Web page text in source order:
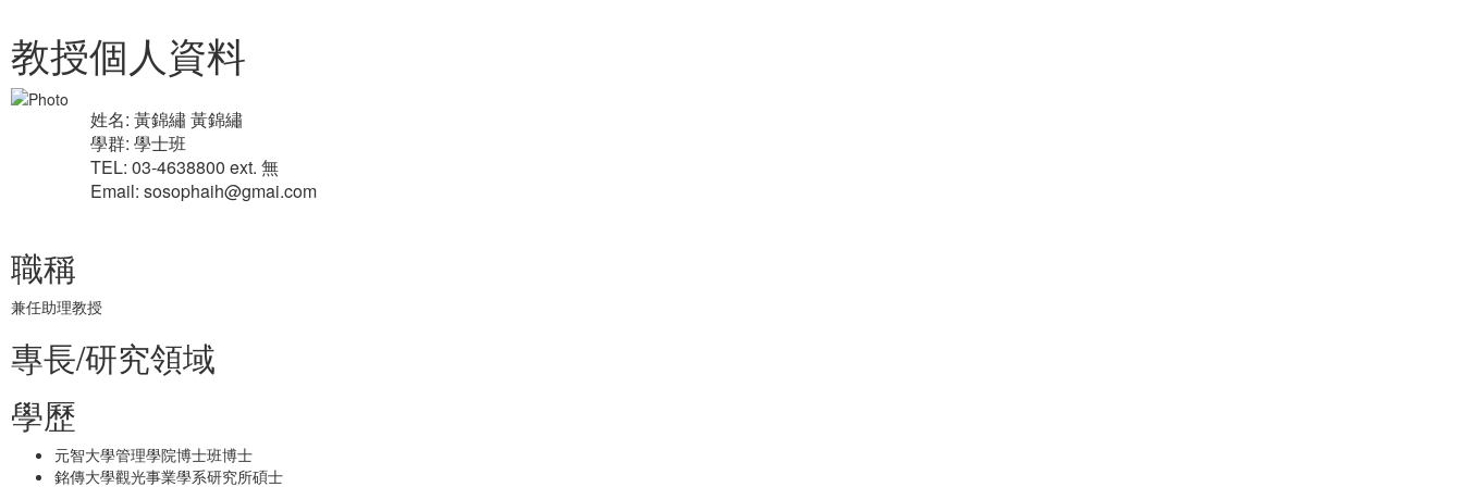
教授個人資料
姓名: 黃錦繡 黃錦繡
學群: 學士班
TEL: 03-4638800 ext. 無
Email: sosophaih@gmai.com
職稱
兼任助理教授
專長/研究領域
學歷
元智大學管理學院博士班博士
銘傳大學觀光事業學系研究所碩士